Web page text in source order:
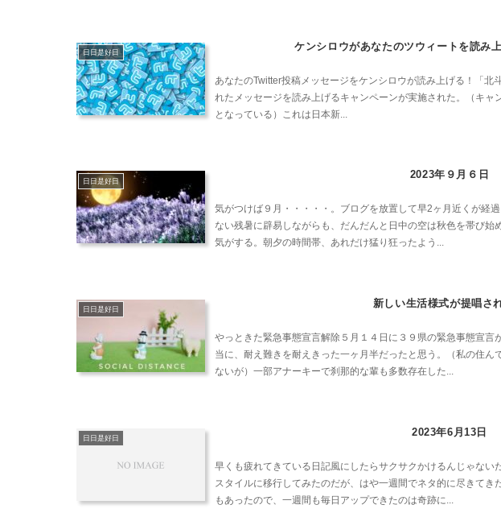
日日是好日
ケンシロウがあなたのツウィートを読み
あなたのTwitter投稿メッセージをケンシロウが読み上げる！「北
れたメッセージを読み上げるキャンペーンが実施された。（キャ
となっている）これは日本新...
日日是好日
2023年９月６日
気がつけば９月・・・・・。ブログを放置して早2ヶ月近くが経
ない残暑に辟易しながらも、だんだんと日中の空は秋色を帯び始
気がする。朝夕の時間帯、あれだけ猛り狂ったよう...
日日是好日
新しい生活様式が提唱さ
やっときた緊急事態宣言解除５月１４日に３９県の緊急事態宣言
当に、耐え難きを耐えきった一ヶ月半だったと思う。（私の住ん
ないが）一部アナーキーで刹那的な輩も多数存在した...
日日是好日
2023年6月13日
早くも疲れてきている日記風にしたらサクサクかけるんじゃない
スタイルに移行してみたのだが、はや一週間でネタ的に尽きてき
もあったので、一週間も毎日アップできたのは奇跡に...